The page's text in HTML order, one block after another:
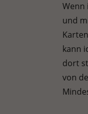
Wenn
und
kann
dort
von